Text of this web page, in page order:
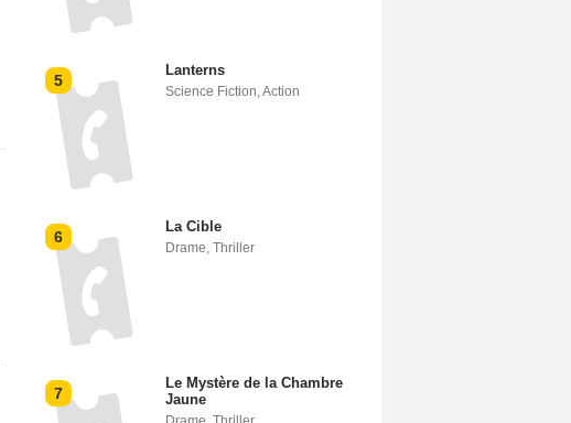
5
Lanterns
Science Fiction Action
6
La Cible
Drame Thriller
7
Le Mystère de la Chambre
Jaune